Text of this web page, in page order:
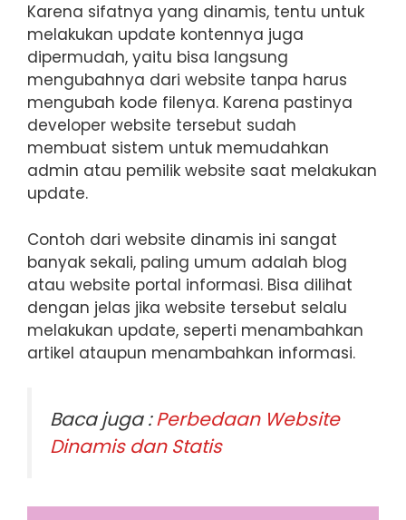
Karena sifatnya yang dinamis, tentu untuk
melakukan update kontennya juga
dipermudah, yaitu bisa langsung
mengubahnya dari website tanpa harus
mengubah kode filenya. Karena pastinya
developer website tersebut sudah
membuat sistem untuk memudahkan
admin atau pemilik website saat melakukan
update.
Contoh dari website dinamis ini sangat
banyak sekali, paling umum adalah blog
atau website portal informasi. Bisa dilihat
dengan jelas jika website tersebut selalu
melakukan update, seperti menambahkan
artikel ataupun menambahkan informasi.
Baca juga :Perbedaan Website
Dinamis dan Statis